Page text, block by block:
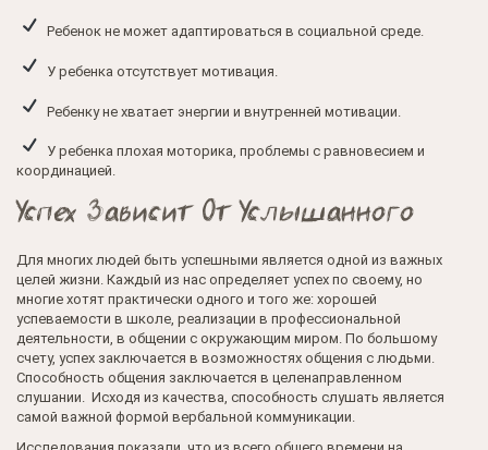
Ребенок не может адаптироваться в социальной среде.
У ребенка отсутствует мотивация.
Ребенку не хватает энергии и внутренней мотивации.
У ребенка плохая моторика, проблемы с равновесием и
координацией.
Успех Зависит От Услышанного
Для многих людей быть успешными является одной из важных
целей жизни. Каждый из нас определяет успех по своему, но
многие хотят практически одного и того же: хорошей
успеваемости в школе, реализации в профессиональной
деятельности, в общении с окружающим миром. По большому
счету, успех заключается в возможностях общения с людьми.
Способность общения заключается в целенаправленном
слушании. Исходя из качества, способность слушать является
самой важной формой вербальной коммуникации.